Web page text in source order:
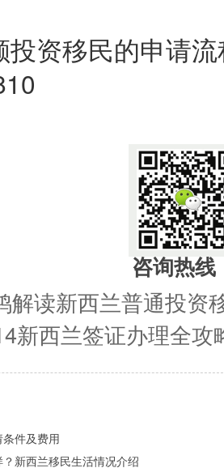
投资移民的申请
咨询热线
解读新西兰普通投资
新西兰签证办理全攻
件及费用
新西兰移民生活情况介绍